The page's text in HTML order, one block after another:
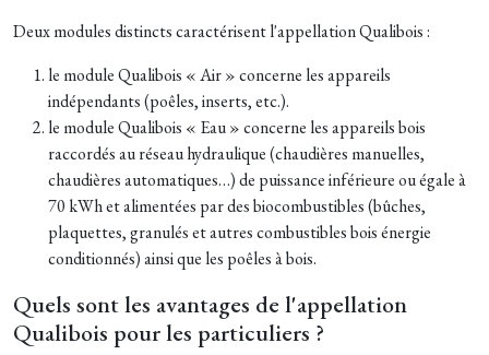
Deux modules distincts caractérisent l'appellation Qualibois :
le module Qualibois « Air » concerne les appareils
indépendants (poêles, inserts, etc.).
le module Qualibois « Eau » concerne les appareils bois
raccordés au réseau hydraulique (chaudières manuelles,
chaudières automatiques…) de puissance inférieure ou égale à
70 kWh et alimentées par des biocombustibles (bûches,
plaquettes, granulés et autres combustibles bois énergie
conditionnés) ainsi que les poêles à bois.
Quels sont les avantages de l'appellation
Qualibois pour les particuliers ?